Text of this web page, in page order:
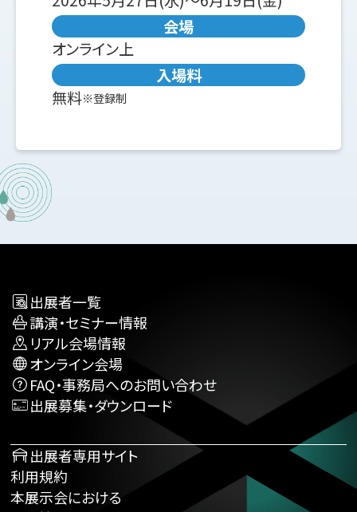
会場
オンライン上
入場料
無料※登録制
出展者一覧
講演・セミナー情報
リアル会場情報
オンライン会場
FAQ・事務局へのお問い合わせ
出展募集・ダウンロード
出展者専用サイト
利用規約
本展示会における